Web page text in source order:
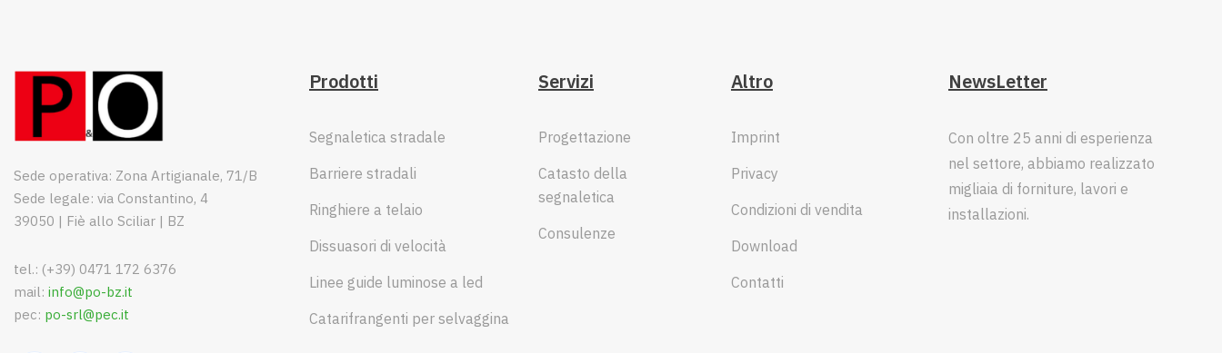
Sede operativa: Zona Artigianale, 71/B
Sede legale: via Constantino, 4
39050 | Fiè allo Sciliar | BZ
tel.: (+39) 0471 172 6376
mail: info@po-bz.it
pec: po-srl@pec.it
Prodotti
Segnaletica stradale
Barriere stradali
Ringhiere a telaio
Dissuasori di velocità
Linee guide luminose a led
Catarifrangenti per selvaggina
Servizi
Progettazione
Catasto della
segnaletica
Consulenze
Altro
Imprint
Privacy
Condizioni di vendita
Download
Contatti
NewsLetter
Con oltre 25 anni di esperienza
nel settore, abbiamo realizzato
migliaia di forniture, lavori e
installazioni.